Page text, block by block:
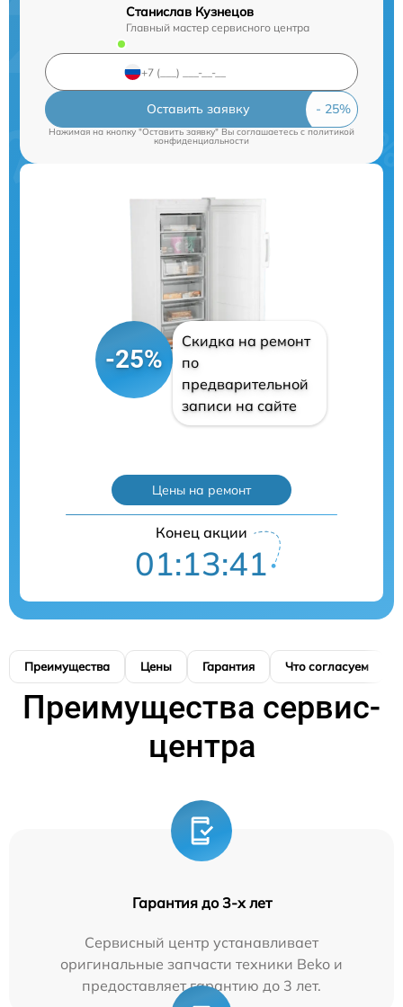
Станислав Кузнецов
Главный мастер сервисного центра
Оставить заявку
Нажимая на кнопку "Оставить заявку" Вы соглашаетесь c политикой
конфиденциальности
-25%
Скидка на ремонт
по
предварительной
записи на сайте
Цены на ремонт
Конец акции
01:13:40
Преимущества Цены Гарантия Что согласуем
Преимущества сервис-
центра
Гарантия до 3-х лет
Сервисный центр устанавливает
оригинальные запчасти техники Beko и
предоставляет гарантию до 3 лет.